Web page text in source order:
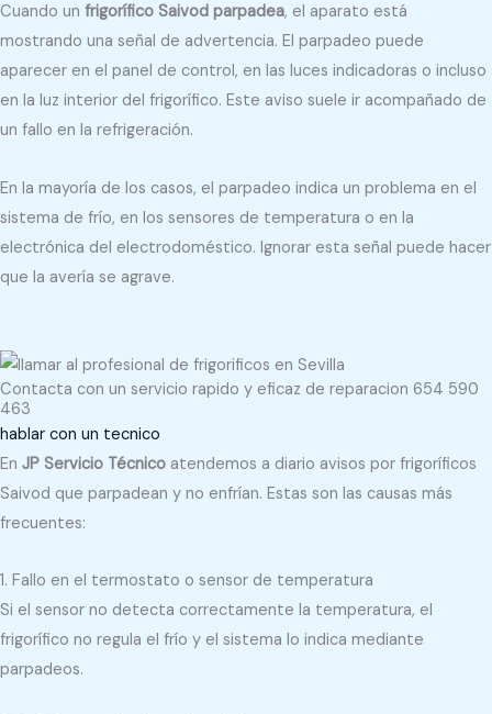
Cuando un frigorífico Saivod parpadea, el aparato está
mostrando una señal de advertencia. El parpadeo puede
aparecer en el panel de control, en las luces indicadoras o incluso
en la luz interior del frigorífico. Este aviso suele ir acompañado de
un fallo en la refrigeración.
En la mayoría de los casos, el parpadeo indica un problema en el
sistema de frío, en los sensores de temperatura o en la
electrónica del electrodoméstico. Ignorar esta señal puede hacer
que la avería se agrave.
Contacta con un servicio rapido y eficaz de reparacion 654 590
463
hablar con un tecnico
En JP Servicio Técnico atendemos a diario avisos por frigoríficos
Saivod que parpadean y no enfrían. Estas son las causas más
frecuentes:
1. Fallo en el termostato o sensor de temperatura
Si el sensor no detecta correctamente la temperatura, el
frigorífico no regula el frío y el sistema lo indica mediante
parpadeos.